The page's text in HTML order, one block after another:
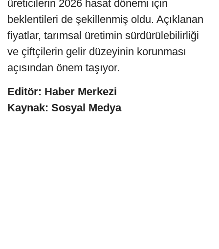
üreticilerin 2026 hasat dönemi için
beklentileri de şekillenmiş oldu. Açıklanan
fiyatlar, tarımsal üretimin sürdürülebilirliği
ve çiftçilerin gelir düzeyinin korunması
açısından önem taşıyor.
Editör: Haber Merkezi
Kaynak: Sosyal Medya